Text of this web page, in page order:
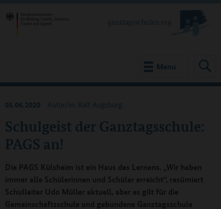
Menu
Schulgeist der Ganztagsschule:
PAGS an!
05.06.2020 Autor/in: Ralf Augsburg
Die PAGS Külsheim ist ein Haus des Lernens. „Wir haben
immer alle Schülerinnen und Schüler erreicht“, resümiert
Schulleiter Udo Müller aktuell, aber es gilt für die
Gemeinschaftsschule und gebundene Ganztagsschule